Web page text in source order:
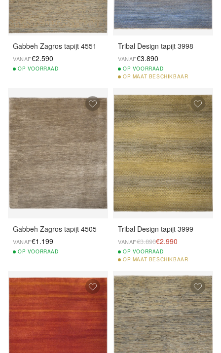
Gabbeh Zagros tapijt 4551
VANAF€2.590
OP VOORRAAD
Tribal Design tapijt 3998
VANAF€3.890
OP VOORRAAD
OP MAAT BESCHIKBAAR
Gabbeh Zagros tapijt 4505
VANAF€1.199
OP VOORRAAD
Tribal Design tapijt 3999
VANAF€3.890€2.990
OP VOORRAAD
OP MAAT BESCHIKBAAR